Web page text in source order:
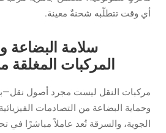
أي وقت تتطلّبه شحنةٌ معينة.
سلامة البضاعة
المركبات المغلقة
مركبات النقل ليست مجرد أصول
وحماية البضاعة من التصادمات
الجوية، والسرقة تُعد عاملاً مباشرًا في